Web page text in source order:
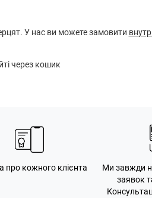
У нас ви можете замовити
через кошик
про кожного клієнта
Ми завжди
заявок